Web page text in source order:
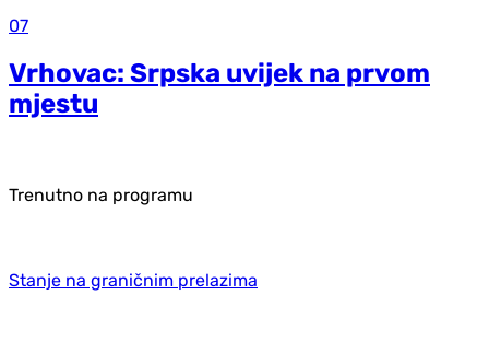
07
Vrhovac: Srpska uvijek na prvom
mjestu
Trenutno na programu
Stanje na graničnim prelazima